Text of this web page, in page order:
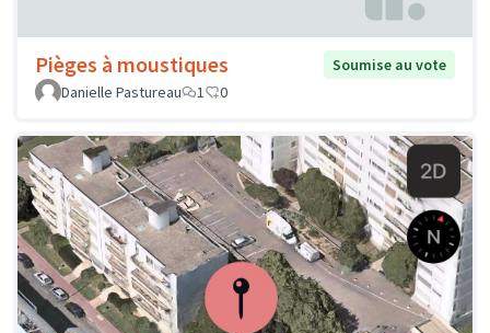
Pièges à moustiques
Soumise au vote
Danielle Pastureau
1 0